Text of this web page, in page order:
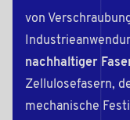
von
nachhaltiger
Zellulosefasern,
mechanische